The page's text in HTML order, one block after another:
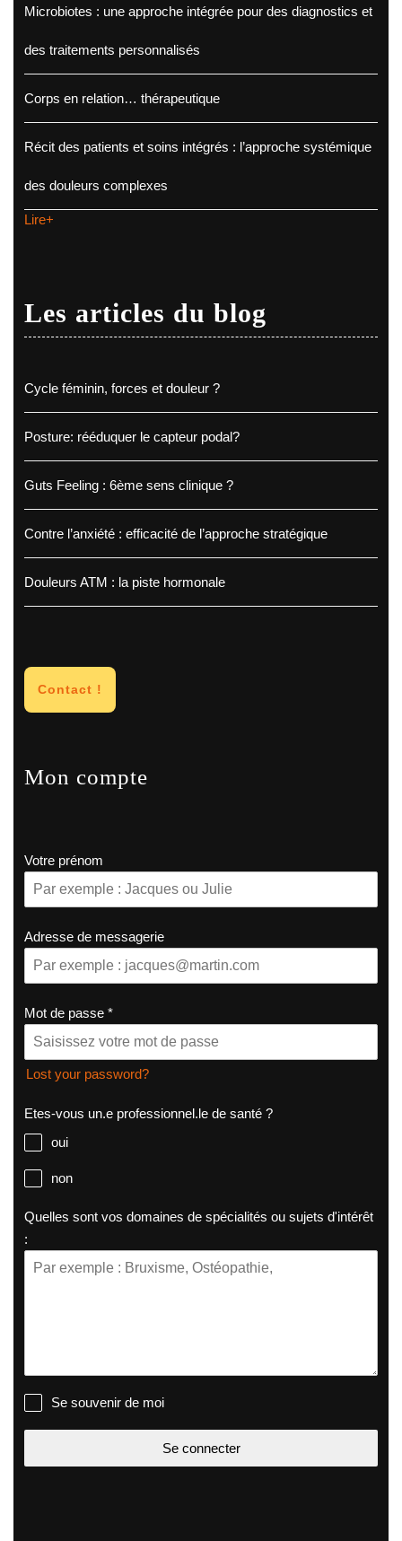
Microbiotes : une approche intégrée pour des diagnostics et
des traitements personnalisés
Corps en relation… thérapeutique
Récit des patients et soins intégrés : l’approche systémique
des douleurs complexes
Lire+
Les articles du blog
Cycle féminin, forces et douleur ?
Posture: rééduquer le capteur podal?
Guts Feeling : 6ème sens clinique ?
Contre l’anxiété : efficacité de l’approche stratégique
Douleurs ATM : la piste hormonale
Contact !
Mon compte
Votre prénom
Adresse de messagerie
Mot de passe *
Lost your password?
Etes-vous un.e professionnel.le de santé ?
oui
non
Quelles sont vos domaines de spécialités ou sujets d'intérêt
:
Se souvenir de moi
Se connecter